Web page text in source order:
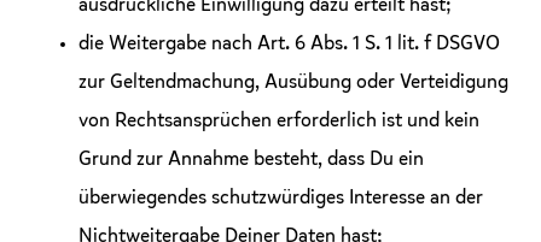
ausdrückliche Einwilligung dazu erteilt hast;
die Weitergabe nach Art. 6 Abs. 1 S. 1 lit. f DSGVO
zur Geltendmachung, Ausübung oder Verteidigung
von Rechtsansprüchen erforderlich ist und kein
Grund zur Annahme besteht, dass Du ein
überwiegendes schutzwürdiges Interesse an der
Nichtweitergabe Deiner Daten hast;